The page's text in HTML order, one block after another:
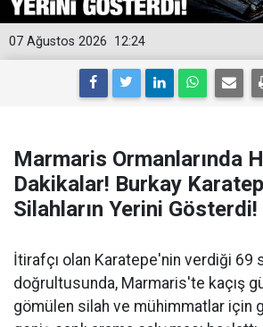
12:24
07 Ağustos 2026
Marmaris Ormanlarında
Dakikalar! Burkay
Silahların Yerini Gösterdi!
İtirafçı olan Karatepe'nin verdiği 69
doğrultusunda, Marmaris'te kaçış
gömülen silah ve mühimmatlar için